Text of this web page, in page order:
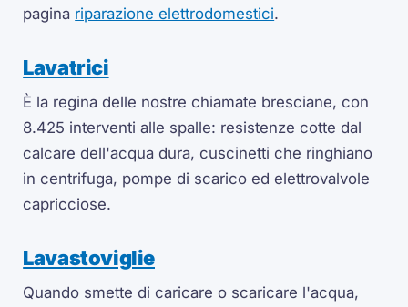
pagina riparazione elettrodomestici.
Lavatrici
È la regina delle nostre chiamate bresciane, con
8.425 interventi alle spalle: resistenze cotte dal
calcare dell'acqua dura, cuscinetti che ringhiano
in centrifuga, pompe di scarico ed elettrovalvole
capricciose.
Lavastoviglie
Quando smette di caricare o scaricare l'acqua,